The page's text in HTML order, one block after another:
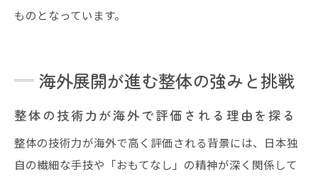
ものとなっています。
海外展開が進む整体の強みと挑戦
整体の技術力が海外で評価される理由を探る
整体の技術力が海外で高く評価される背景には、日本独
自の繊細な手技や「おもてなし」の精神が深く関係して